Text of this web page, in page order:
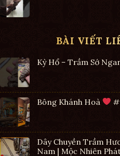
BÀI VIẾT
Kỳ Hổ – Trầm Sớ
Bông Khánh Hoà
Dây Chuyền Trầm
Nam | Mộc Nhiên